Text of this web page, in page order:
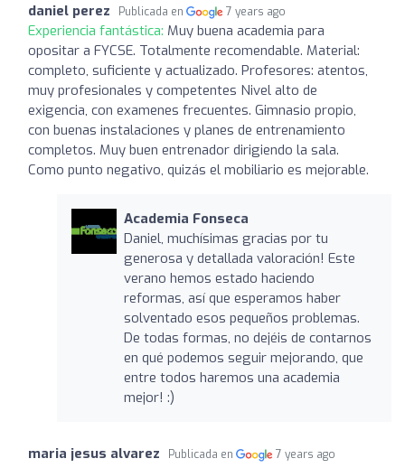
daniel perez Publicada en 7 years ago
Experiencia fantástica: Muy buena academia para
opositar a FYCSE. Totalmente recomendable. Material:
completo, suficiente y actualizado. Profesores: atentos,
muy profesionales y competentes Nivel alto de
exigencia, con examenes frecuentes. Gimnasio propio,
con buenas instalaciones y planes de entrenamiento
completos. Muy buen entrenador dirigiendo la sala.
Como punto negativo, quizás el mobiliario es mejorable.
Academia Fonseca
Daniel, muchísimas gracias por tu
generosa y detallada valoración! Este
verano hemos estado haciendo
reformas, así que esperamos haber
solventado esos pequeños problemas.
De todas formas, no dejéis de contarnos
en qué podemos seguir mejorando, que
entre todos haremos una academia
mejor! :)
maria jesus alvarez Publicada en 7 years ago